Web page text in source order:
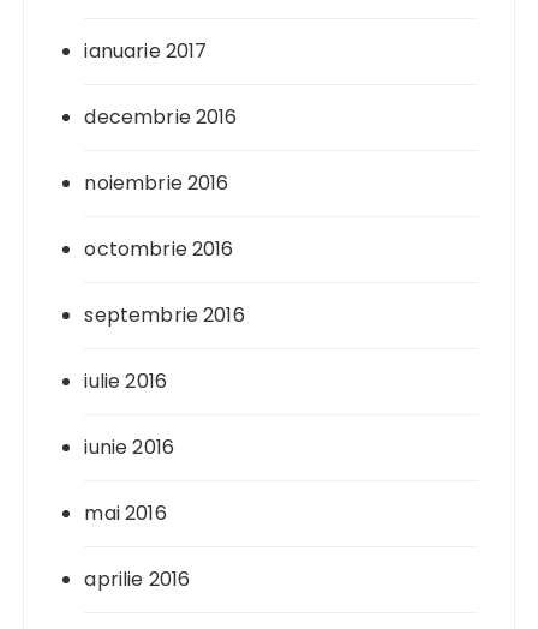
ianuarie 2017
decembrie 2016
noiembrie 2016
octombrie 2016
septembrie 2016
iulie 2016
iunie 2016
mai 2016
aprilie 2016